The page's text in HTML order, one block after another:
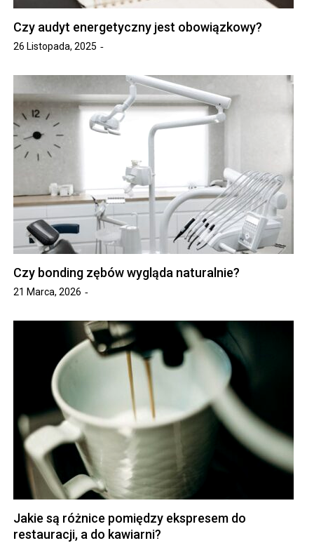
Czy audyt energetyczny jest obowiązkowy?
26 Listopada, 2025
Czy bonding zębów wygląda naturalnie?
21 Marca, 2026
Jakie są różnice pomiędzy ekspresem do
restauracji, a do kawiarni?